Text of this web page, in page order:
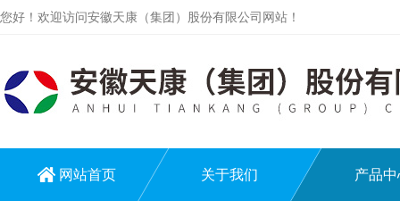
您好！欢迎访问安徽天康（集团）股份有限公司网站！
网站首页 关于我们 产品中